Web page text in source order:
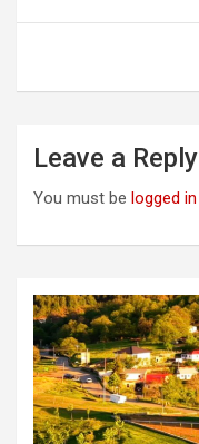
Leave a Reply
You must be logged in